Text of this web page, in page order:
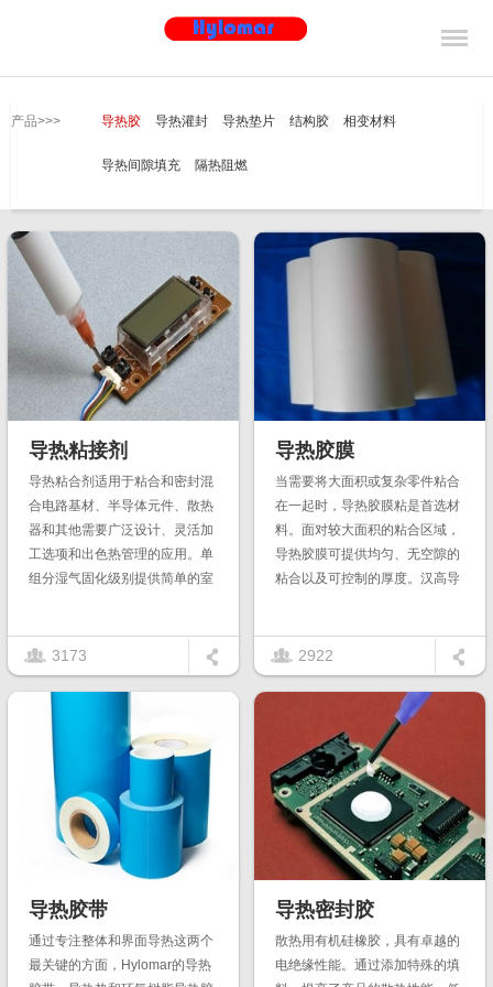
产品>>> 导热胶 导热灌封 导热垫片 结构胶 相变材料
导热间隙填充 隔热阻燃
导热粘接剂
导热粘合剂适用于粘合和密封混
合电路基材、半导体元件、散热
器和其他需要广泛设计、灵活加
工选项和出色热管理的应用。单
组分湿气固化级别提供简单的室
方案有...
3173
导热胶膜
当需要将大面积或复杂零件粘合
在一起时，导热胶膜粘是首选材
料。面对较大面积的粘合区域，
导热胶膜可提供均匀、无空隙的
粘合以及可控制的厚度。汉高导
成本...2922
导热胶带
通过专注整体和界面导热这两个
最关键的方面，Hylomar的导热
导热密封胶
散热用有机硅橡胶，具有卓越的
电绝缘性能。通过添加特殊的填